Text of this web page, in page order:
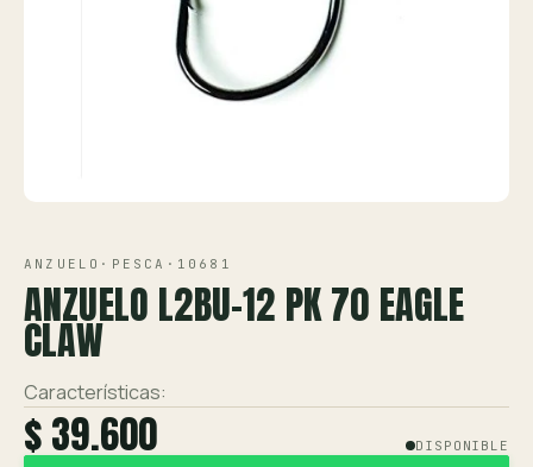
Ver toda la tienda →
ANZUELO · PESCA · 10681
ANZUELO L2BU-12 PK 70 EAGLE
CLAW
Características:
$ 39.600 DISPONIBLE